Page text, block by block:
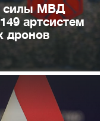
силы МВД
артсистем
дронов